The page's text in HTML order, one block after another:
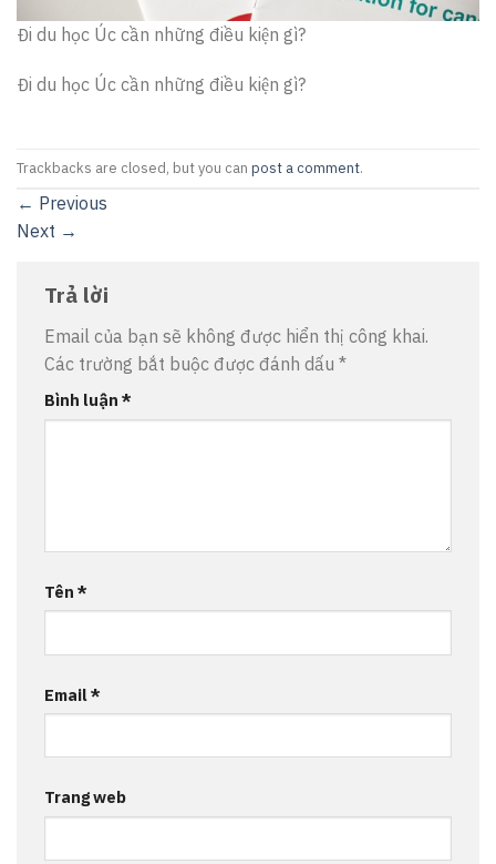
Đi du học Úc cần những điều kiện gì?
Đi du học Úc cần những điều kiện gì?
Trackbacks are closed, but you can post a comment.
← Previous
Next →
Trả lời
Email của bạn sẽ không được hiển thị công khai.
Các trường bắt buộc được đánh dấu *
Bình luận *
Tên *
Email*
Trang web